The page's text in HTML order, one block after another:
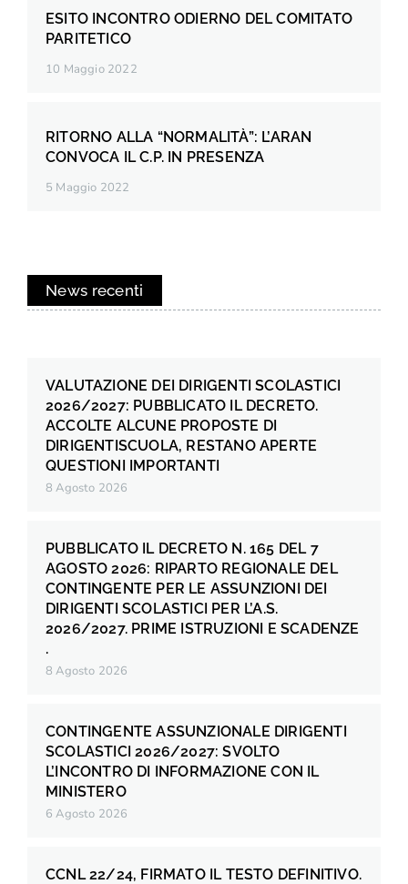
ESITO INCONTRO ODIERNO DEL COMITATO
PARITETICO
10 Maggio 2022
RITORNO ALLA “NORMALITÀ”: L’ARAN
CONVOCA IL C.P. IN PRESENZA
5 Maggio 2022
News recenti
VALUTAZIONE DEI DIRIGENTI SCOLASTICI
2026/2027: PUBBLICATO IL DECRETO.
ACCOLTE ALCUNE PROPOSTE DI
DIRIGENTISCUOLA, RESTANO APERTE
QUESTIONI IMPORTANTI
8 Agosto 2026
PUBBLICATO IL DECRETO N. 165 DEL 7
AGOSTO 2026: RIPARTO REGIONALE DEL
CONTINGENTE PER LE ASSUNZIONI DEI
DIRIGENTI SCOLASTICI PER L’A.S.
2026/2027. PRIME ISTRUZIONI E SCADENZE
.
8 Agosto 2026
CONTINGENTE ASSUNZIONALE DIRIGENTI
SCOLASTICI 2026/2027: SVOLTO
L’INCONTRO DI INFORMAZIONE CON IL
MINISTERO
6 Agosto 2026
CCNL 22/24, FIRMATO IL TESTO DEFINITIVO.